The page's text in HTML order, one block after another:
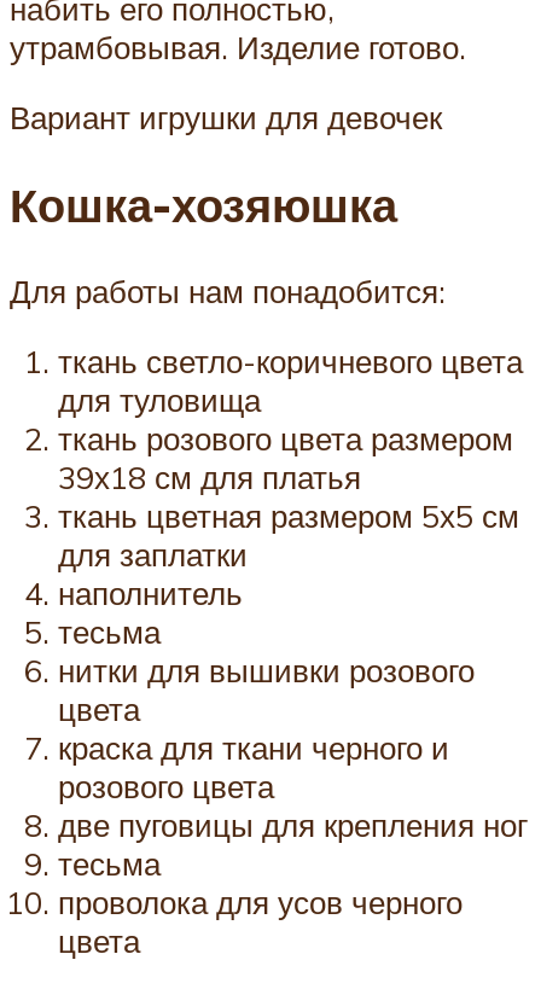
набить его полностью,
утрамбовывая. Изделие готово.
Вариант игрушки для девочек
Кошка-хозяюшка
Для работы нам понадобится:
ткань светло-коричневого цвета
для туловища
ткань розового цвета размером
39х18 см для платья
ткань цветная размером 5х5 см
для заплатки
наполнитель
тесьма
нитки для вышивки розового
цвета
краска для ткани черного и
розового цвета
две пуговицы для крепления ног
тесьма
проволока для усов черного
цвета